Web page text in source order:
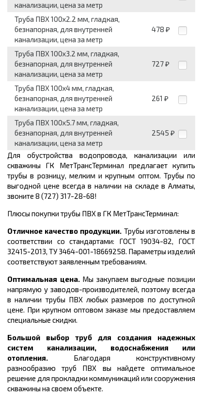
канализации, цена за метр
Труба ПВХ 100x2.2 мм, гладкая,
безнапорная, для внутренней
канализации, цена за метр
478 ₽
Труба ПВХ 100x3.2 мм, гладкая,
безнапорная, для внутренней
канализации, цена за метр
727 ₽
Труба ПВХ 100x4 мм, гладкая,
безнапорная, для внутренней
канализации, цена за метр
261 ₽
Труба ПВХ 100x5.7 мм, гладкая,
безнапорная, для внутренней
канализации, цена за метр
2545 ₽
Для обустройства водопровода, канализации или
скважины ГК МетТрансТерминал предлагает купить
трубы в розницу, мелким и крупным оптом. Трубы по
выгодной цене всегда в наличии на складе в Алматы,
звоните 8 (727) 317-28-68!
Плюсы покупки трубы ПВХ в ГК МетТрансТерминал:
Отличное качество продукции. Трубы изготовлены в
соответствии со стандартами: ГОСТ 19034-82, ГОСТ
32415-2013, ТУ 3464-001-18669258. Параметры изделий
соответствуют заявленным требованиям.
Оптимальная цена.Мы закупаем выгодные позиции
напрямую у заводов-производителей, поэтому всегда
в наличии трубы ПВХ любых размеров по доступной
цене. При крупном оптовом заказе мы предоставляем
специальные скидки.
Большой выбор труб для создания надежных
систем канализации, водоснабжения или
отопления. Благодаря конструктивному
разнообразию труб ПВХ вы найдете оптимальное
решение для прокладки коммуникаций или сооружения
скважины на своем объекте.